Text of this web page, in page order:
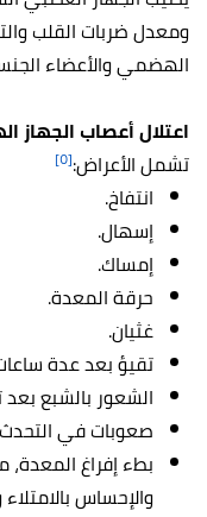
ومعدل ضربات القلب
الهضمي والأعضاء
اعتلال أعصاب الجهاز
تشمل الأعراض:[٥]
انتفاخ.
إسهال.
إمساك.
حرقة المعدة.
غثيان.
تقيؤ بعد عدة
الشعور بالشبع
صعوبات في التحدث
بطء إفراغ
والإحساس